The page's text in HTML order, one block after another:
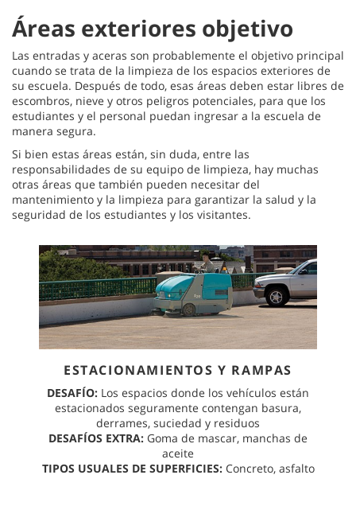
Áreas exteriores objetivo
Las entradas y aceras son probablemente el objetivo principal
cuando se trata de la limpieza de los espacios exteriores de
su escuela. Después de todo, esas áreas deben estar libres de
escombros, nieve y otros peligros potenciales, para que los
estudiantes y el personal puedan ingresar a la escuela de
manera segura.
Si bien estas áreas están, sin duda, entre las
responsabilidades de su equipo de limpieza, hay muchas
otras áreas que también pueden necesitar del
mantenimiento y la limpieza para garantizar la salud y la
seguridad de los estudiantes y los visitantes.
ESTACIONAMIENTOS Y RAMPAS
DESAFÍO: Los espacios donde los vehículos están
estacionados seguramente contengan basura,
derrames, suciedad y residuos
DESAFÍOS EXTRA: Goma de mascar, manchas de
aceite
TIPOS USUALES DE SUPERFICIES:Concreto, asfalto